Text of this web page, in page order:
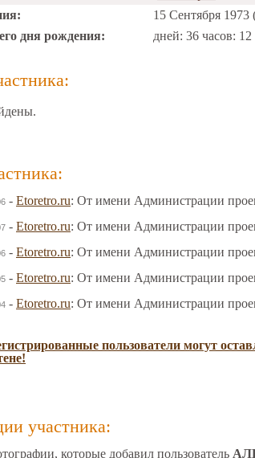
15 Сентября 1973
дня рождения:
дней: 36 часов:
- Etoretro.ru: От имени Администрации
- Etoretro.ru: От имени Администрации
- Etoretro.ru: От имени Администрации
- Etoretro.ru: От имени Администрации
- Etoretro.ru: От имени Администрации
пользователи могут
участника:
которые добавил пользователь